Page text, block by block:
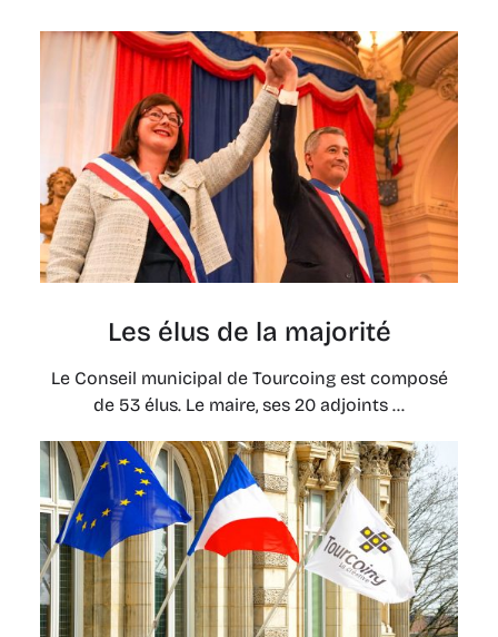
Les élus de la majorité
Le Conseil municipal de Tourcoing est composé
de 53 élus. Le maire, ses 20 adjoints ...